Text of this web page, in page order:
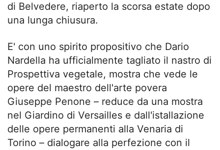
di Belvedere, riaperto la scorsa estate dopo
una lunga chiusura.
E' con uno spirito propositivo che Dario
Nardella ha ufficialmente tagliato il nastro di
Prospettiva vegetale, mostra che vede le
opere del maestro dell'arte povera
Giuseppe Penone – reduce da una mostra
nel Giardino di Versailles e dall'istallazione
delle opere permanenti alla Venaria di
Torino – dialogare alla perfezione con il